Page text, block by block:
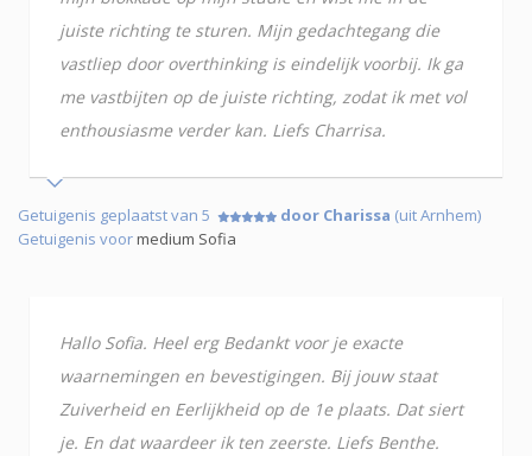
juiste richting te sturen. Mijn gedachtegang die
vastliep door overthinking is eindelijk voorbij. Ik ga
me vastbijten op de juiste richting, zodat ik met vol
enthousiasme verder kan. Liefs Charrisa.
Getuigenis geplaatst van 5 door Charissa (uit Arnhem)
Getuigenis voormedium Sofia
Hallo Sofia. Heel erg Bedankt voor je exacte
waarnemingen en bevestigingen. Bij jouw staat
Zuiverheid en Eerlijkheid op de 1e plaats. Dat siert
je. En dat waardeer ik ten zeerste. Liefs Benthe.